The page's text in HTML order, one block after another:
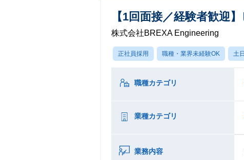
【1回面接／経験者歓迎
株式会社BREXA Engineering
正社員採用 職種・業界未経験OK 土
職種カテゴリ
業種カテゴリ
業務内容